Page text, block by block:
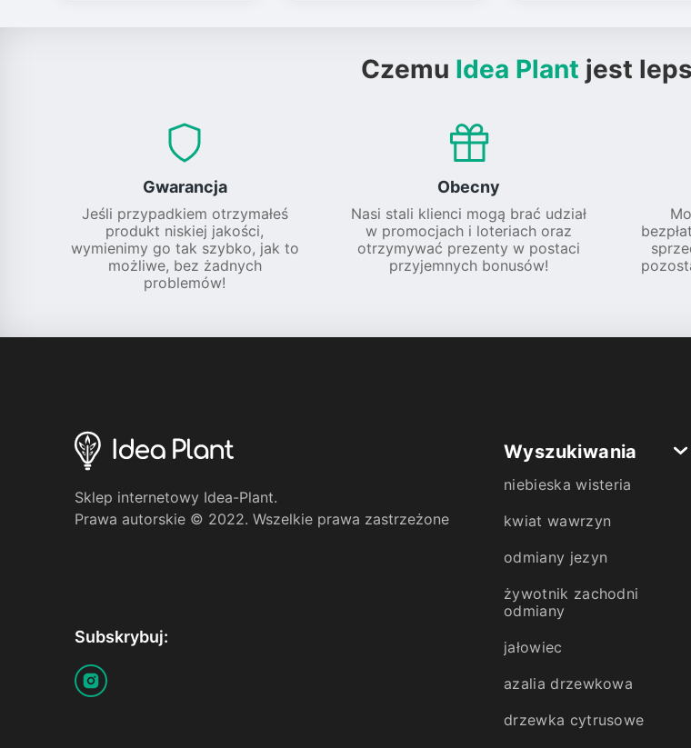
Czemu Idea Plant jest
Gwarancja
Jeśli przypadkiem otrzymałeś
produkt niskiej jakości,
wymienimy go tak szybko, jak to
możliwe, bez żadnych
problemów!
Obecny
Nasi stali klienci mogą brać udział
w promocjach i loteriach oraz
otrzymywać prezenty w postaci
przyjemnych bonusów!
Sklep internetowy Idea-Plant.
Prawa autorskie © 2022. Wszelkie prawa zastrzeżone
Subskrybuj:
Wyszukiwania
niebieska wisteria
kwiat wawrzyn
odmiany jezyn
żywotnik zachodni
odmiany
jałowiec
azalia drzewkowa
drzewka cytrusowe